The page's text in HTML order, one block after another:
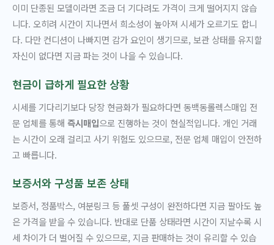
이미 단종된 모델이라면 조금 더 기다려도 가격이 크게 떨어지지 않습
니다. 오히려 시간이 지나면서 희소성이 높아져 시세가 오르기도 합니
다. 다만 컨디션이 나빠지면 감가 요인이 생기므로, 보관 상태를 유지할
자신이 없다면 지금 파는 것이 나을 수 있습니다.
현금이 급하게 필요한 상황
시세를 기다리기보다 당장 현금화가 필요하다면 동백동롤렉스매입 전
문 업체를 통해 즉시매입으로 진행하는 것이 현실적입니다. 개인 거래
는 시간이 오래 걸리고 사기 위험도 있으므로, 전문 업체 매입이 안전하
고 빠릅니다.
보증서와 구성품 보존 상태
보증서, 정품박스, 여분링크 등 풀셋 구성이 완전하다면 지금 팔아도 높
은 가격을 받을 수 있습니다. 반대로 단품 상태라면 시간이 지날수록 시
세 차이가 더 벌어질 수 있으므로, 지금 판매하는 것이 유리할 수 있습